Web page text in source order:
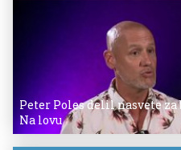
Peter Poles delil nasvete
Na lovu